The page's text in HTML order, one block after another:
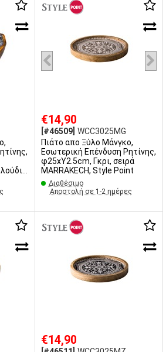
€14,90
[#46509] WCC3025MG
Πιάτο απο Ξύλο Μάνγκο,
Εσωτερική Επένδυση Ρητίνης,
φ25xΥ2.5cm, Γκρι, σειρά
MARRAKECH, Style Point
Διαθέσιμο
Αποστολή σε 1-2 ημέρες
€14,90